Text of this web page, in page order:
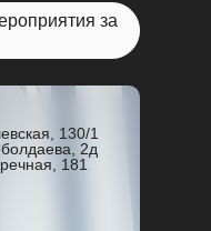
130/1
2д
181
за